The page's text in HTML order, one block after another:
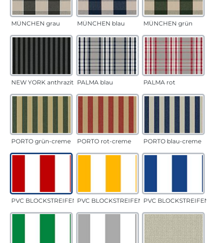
MÜNCHEN grau MÜNCHEN blau MÜNCHEN grün
NEW YORK anthrazit PALMA blau PALMA rot
PORTO grün-creme PORTO rot-creme PORTO blau-creme
PVC BLOCKSTREIFEN rotPVC BLOCKSTREIFEN gelbPVC BLOCKSTREIFEN